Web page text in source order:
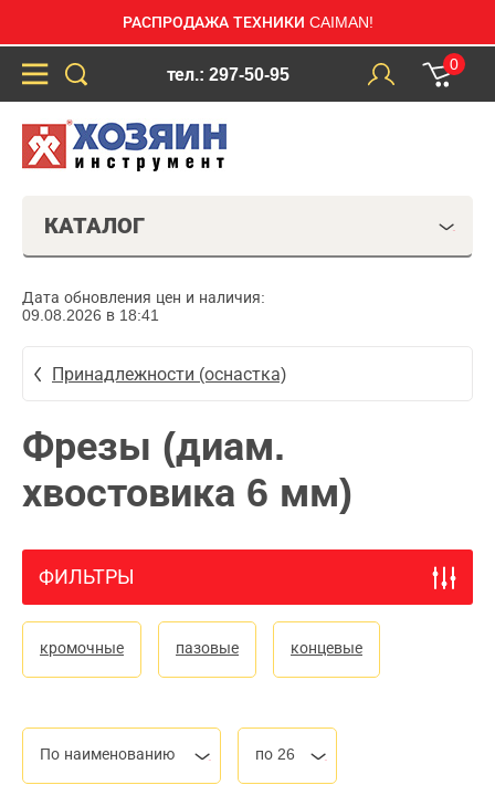
РАСПРОДАЖА ТЕХНИКИ CAIMAN!
тел.: 297-50-95
0
КАТАЛОГ
Дата обновления цен и наличия:
09.08.2026 в 18:41
Принадлежности (оснастка)
Фрезы (диам.
хвостовика 6 мм)
ФИЛЬТРЫ
кромочные пазовые концевые
По наименованию по 26